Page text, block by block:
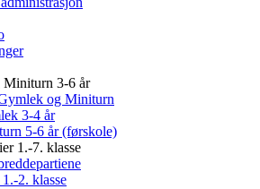
3-6 år
og Miniturn
3-4 år
5-6 år (førskole)
1.-7. klasse
2. klasse